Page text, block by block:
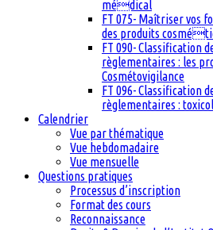
médical
FT 075- Maîtriser vos
des produits
FT 090- Classification
règlementaires : les
Cosmétovigilance
FT 096- Classification
règlementaires :
Calendrier
Vue par thématique
Vue hebdomadaire
Vue mensuelle
Questions pratiques
Processus d’inscription
Format des cours
Reconnaissance